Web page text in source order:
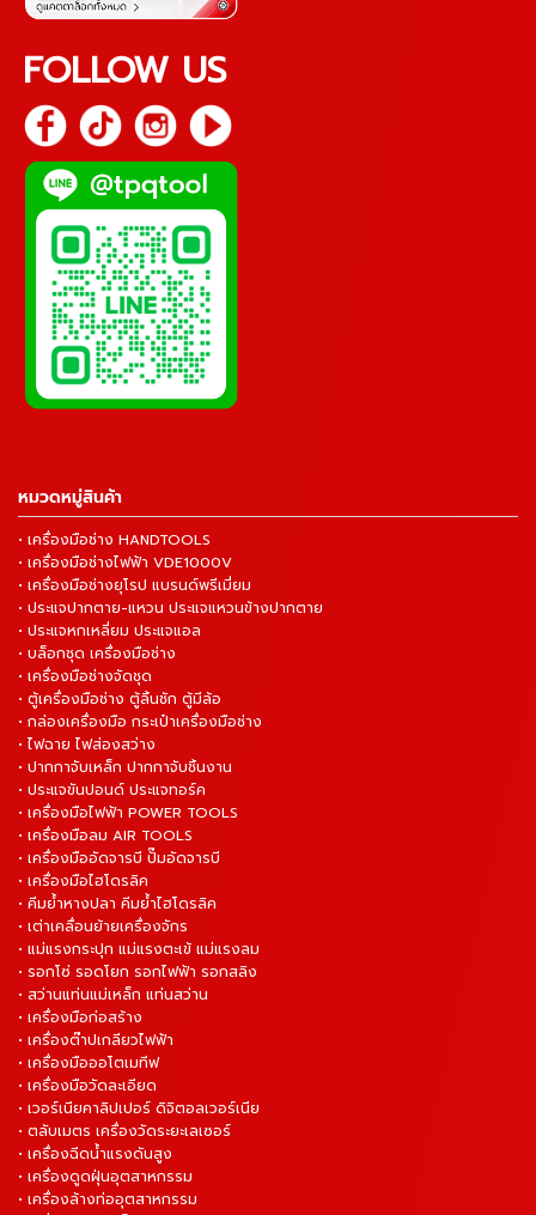
FOLLOW US
หมวดหมู่สินค้า
• เครื่องมือช่าง HANDTOOLS
• เครื่องมือช่างไฟฟ้า VDE1000V
• เครื่องมือช่างยุโรป แบรนด์พรีเมี่ยม
• ประแจปากตาย-แหวน ประแจแหวนข้างปากตาย
• ประแจหกเหลี่ยม ประแจแอล
• บล็อกชุด เครื่องมือช่าง
• เครื่องมือช่างจัดชุด
• ตู้เครื่องมือช่าง ตู้ลิ้นชัก ตู้มีล้อ
• กล่องเครื่องมือ กระเป๋าเครื่องมือช่าง
• ไฟฉาย ไฟส่องสว่าง
• ปากกาจับเหล็ก ปากกาจับชิ้นงาน
• ประแจขันปอนด์ ประแจทอร์ค
• เครื่องมือไฟฟ้า POWER TOOLS
• เครื่องมือลม AIR TOOLS
• เครื่องมืออัดจารบี ปั๊มอัดจารบี
• เครื่องมือไฮโดรลิค
• คีมย้ำหางปลา คีมย้ำไฮโดรลิค
• เต่าเคลื่อนย้ายเครื่องจักร
• แม่แรงกระปุก แม่แรงตะเข้ แม่แรงลม
• รอกโซ่ รอดโยก รอกไฟฟ้า รอกสลิง
• สว่านแท่นแม่เหล็ก แท่นสว่าน
• เครื่องมือก่อสร้าง
• เครื่องต๊าปเกลียวไฟฟ้า
• เครื่องมือออโตเมทีฟ
• เครื่องมือวัดละเอียด
• เวอร์เนียคาลิปเปอร์ ดิจิตอลเวอร์เนีย
• ตลับเมตร เครื่องวัดระยะเลเซอร์
• เครื่องฉีดน้ำแรงดันสูง
• เครื่องดูดฝุ่นอุตสาหกรรม
• เครื่องล้างท่ออุตสาหกรรม